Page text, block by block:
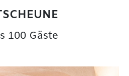
100 Gäste